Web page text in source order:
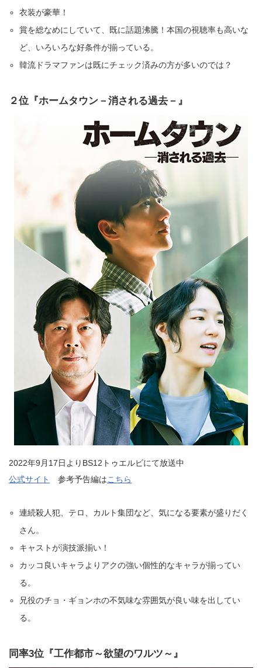
衣装が豪華！
賞を総なめにしていて、既に話題沸騰！本国の視聴率も高いな
ど、いろいろな好条件が揃っている。
韓流ドラマファンは既にチェック済みの方が多いのでは？
２位『ホームタウン－消される過去－』
2022年9月17日よりBS12トゥエルビにて放送中
公式サイト
参考予告編はこちら
連続殺人犯、テロ、カルト集団など、気になる要素が盛りだく
さん。
キャストが演技派揃い！
カッコ良いキャラよりアクの強い個性的なキャラが揃ってい
る。
兄役のチョ・ギョンホの不気味な雰囲気が良い味を出してい
る。
同率3位『工作都市～欲望のワルツ～』